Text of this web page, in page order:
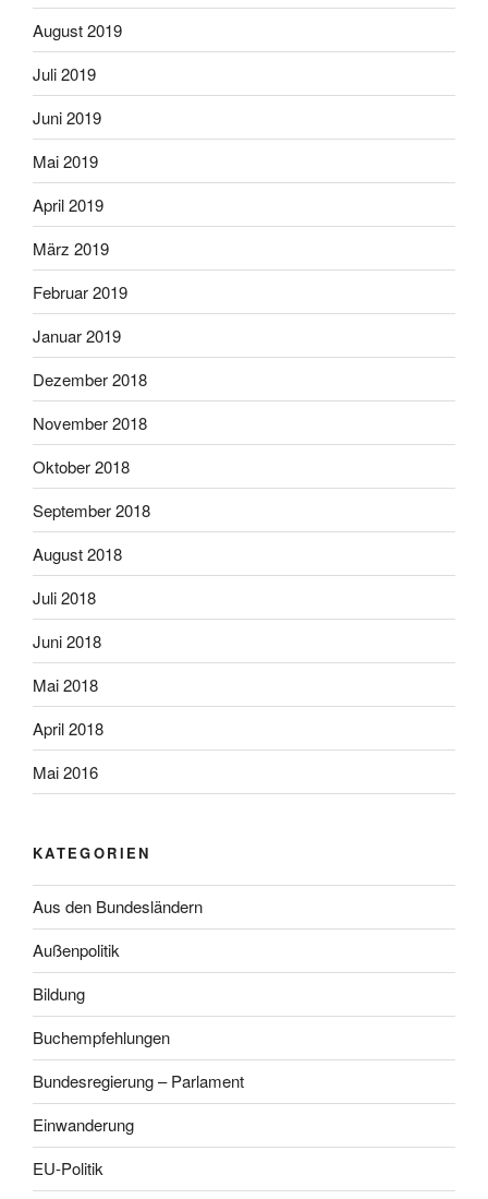
August 2019
Juli 2019
Juni 2019
Mai 2019
April 2019
März 2019
Februar 2019
Januar 2019
Dezember 2018
November 2018
Oktober 2018
September 2018
August 2018
Juli 2018
Juni 2018
Mai 2018
April 2018
Mai 2016
KATEGORIEN
Aus den Bundesländern
Außenpolitik
Bildung
Buchempfehlungen
Bundesregierung – Parlament
Einwanderung
EU-Politik